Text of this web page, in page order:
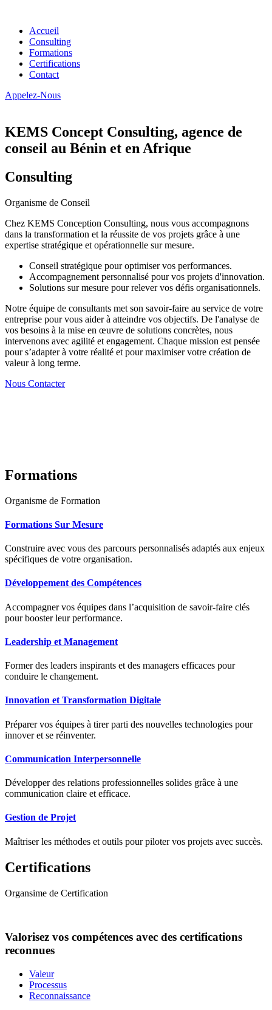
Accueil
Consulting
Formations
Certifications
Contact
Appelez-Nous
KEMS Concept Consulting, agence de
conseil au Bénin et en Afrique
Consulting
Organisme de Conseil
Chez KEMS Conception Consulting, nous vous accompagnons
dans la transformation et la réussite de vos projets grâce à une
expertise stratégique et opérationnelle sur mesure.
Conseil stratégique pour optimiser vos performances.
Accompagnement personnalisé pour vos projets d'innovation.
Solutions sur mesure pour relever vos défis organisationnels.
Notre équipe de consultants met son savoir-faire au service de votre
entreprise pour vous aider à atteindre vos objectifs. De l'analyse de
vos besoins à la mise en œuvre de solutions concrètes, nous
intervenons avec agilité et engagement. Chaque mission est pensée
pour s’adapter à votre réalité et pour maximiser votre création de
valeur à long terme.
Nous Contacter
Formations
Organisme de Formation
Formations Sur Mesure
Construire avec vous des parcours personnalisés adaptés aux enjeux
spécifiques de votre organisation.
Développement des Compétences
Accompagner vos équipes dans l’acquisition de savoir-faire clés
pour booster leur performance.
Leadership et Management
Former des leaders inspirants et des managers efficaces pour
conduire le changement.
Innovation et Transformation Digitale
Préparer vos équipes à tirer parti des nouvelles technologies pour
innover et se réinventer.
Communication Interpersonnelle
Développer des relations professionnelles solides grâce à une
communication claire et efficace.
Gestion de Projet
Maîtriser les méthodes et outils pour piloter vos projets avec succès.
Certifications
Organsime de Certification
Valorisez vos compétences avec des certifications
reconnues
Valeur
Processus
Reconnaissance